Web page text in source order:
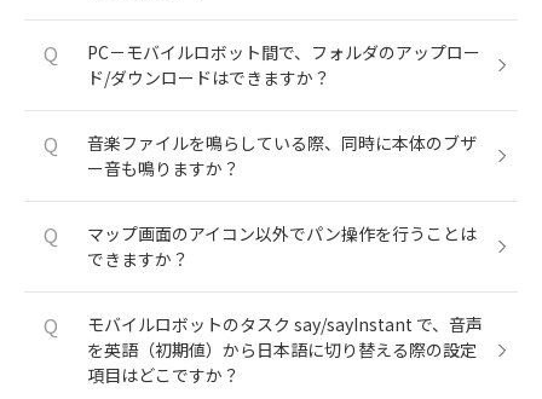
Q
PC－モバイルロボット間で、フォルダのアップロー
ド/ダウンロードはできますか？
Q
音楽ファイルを鳴らしている際、同時に本体のブザ
ー音も鳴りますか？
Q
マップ画面のアイコン以外でパン操作を行うことは
できますか？
Q
モバイルロボットのタスク say/sayInstant で、音声
を英語（初期値）から日本語に切り替える際の設定
項目はどこですか？